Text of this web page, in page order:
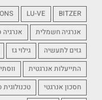
BITZER
LU-VE
אנרגיה חשמלית
גזים לתעשיה
גילוי גז
התייעלות אנרגטית
חסכון אנרגטי
טכנולוגית